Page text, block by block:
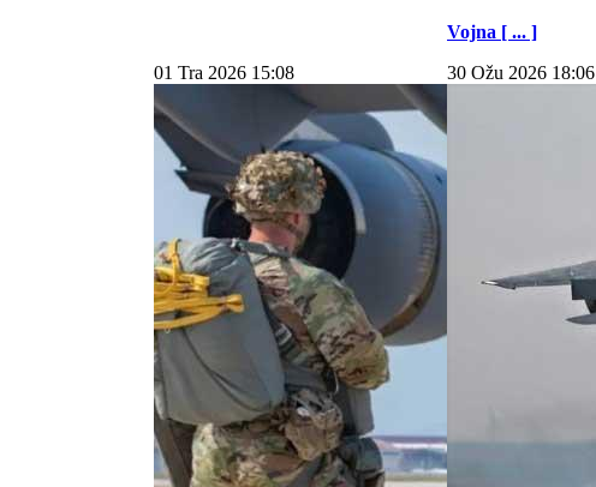
Vojna [ ... ]
01 Tra 2026 15:08 30 Ožu 2026 18:06